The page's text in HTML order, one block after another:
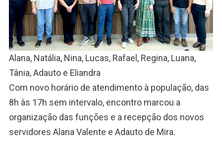
Alana, Natália, Nina, Lucas, Rafael, Regina, Luana,
Tânia, Adauto e Eliandra
Com novo horário de atendimento à população, das
8h às 17h sem intervalo, encontro marcou a
organização das funções e a recepção dos novos
servidores Alana Valente e Adauto de Mira.